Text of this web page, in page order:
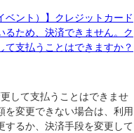
ベント）】クレジットカード
るため、決済できません。ク
て支払うことはできますか？
して支払うことはできませ
を変更できない場合は、利用
するか、決済手段を変更して